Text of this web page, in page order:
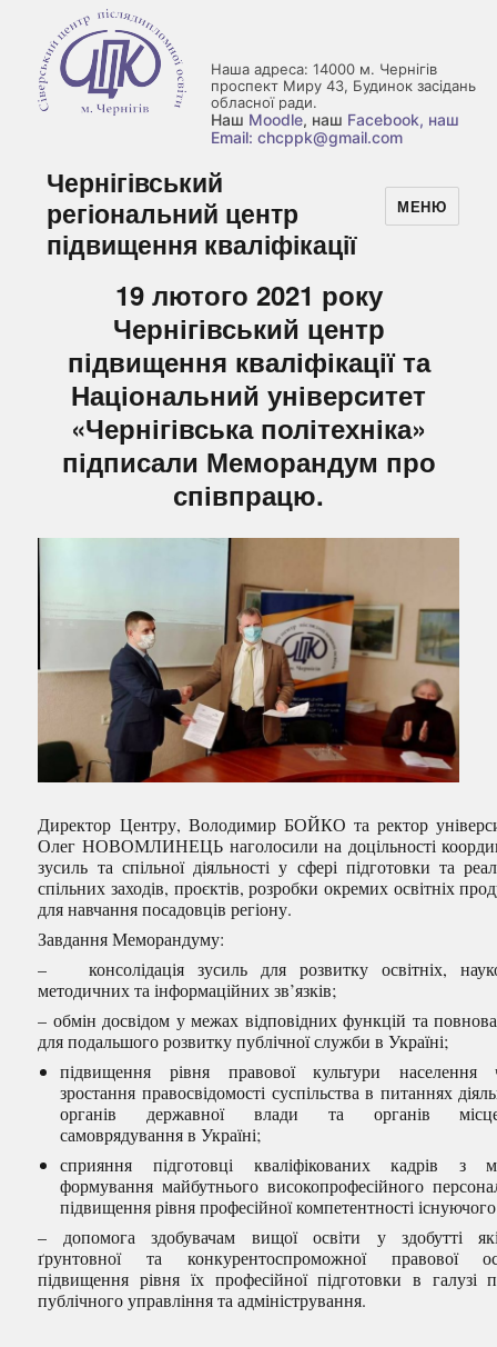
Наша адреса: 14000 м. Чернігів
проспект Миру 43, Будинок засідань
обласної ради.
Наш Moodle, наш Facebook, наш
Email: chcppk@gmail.com
Чернігівський
регіональний центр
підвищення кваліфікації
МЕНЮ
19 лютого 2021 року
Чернігівський центр
підвищення кваліфікації та
Національний університет
«Чернігівська політехніка»
підписали Меморандум про
співпрацю.
Директор Центру, Володимир БОЙКО та ректор
Олег НОВОМЛИНЕЦЬ наголосили на доцільності
зусиль та спільної діяльності у сфері підготовки та
спільних заходів, проєктів, розробки окремих освітніх
для навчання посадовців регіону.
Завдання Меморандуму:
– консолідація зусиль для розвитку освітніх,
методичних та інформаційних зв’язків;
– обмін досвідом у межах відповідних функцій та
для подальшого розвитку публічної служби в Україні;
підвищення рівня правової культури населення
зростання правосвідомості суспільства в питаннях
органів державної влади та органів
самоврядування в Україні;
сприяння підготовці кваліфікованих кадрів з
формування майбутнього високопрофесійного
підвищення рівня професійної компетентності
– допомога здобувачам вищої освіти у здобутті
ґрунтовної та конкурентоспроможної правової
підвищення рівня їх професійної підготовки в галузі
публічного управління та адміністрування.